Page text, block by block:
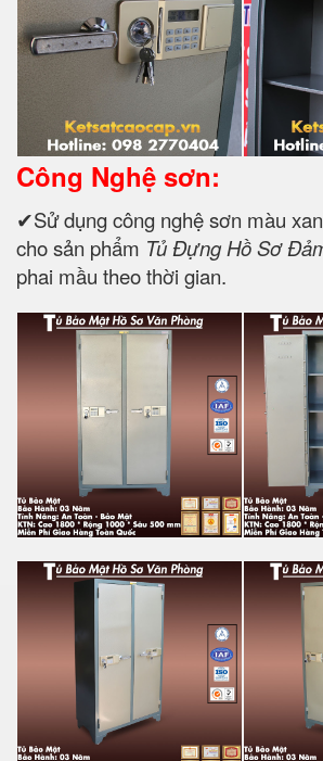
Công Nghệ sơn:
✔Sử dụng công nghệ sơn màu
cho sản phẩm Tủ Đựng Hồ Sơ
phai mầu theo thời gian.